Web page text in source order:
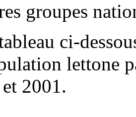
groupes
lettone
2001.